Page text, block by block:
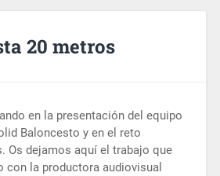
20 metros
en la presentación del equipo
Baloncesto y en el reto
Os dejamos aquí el trabajo que
con la productora audiovisual